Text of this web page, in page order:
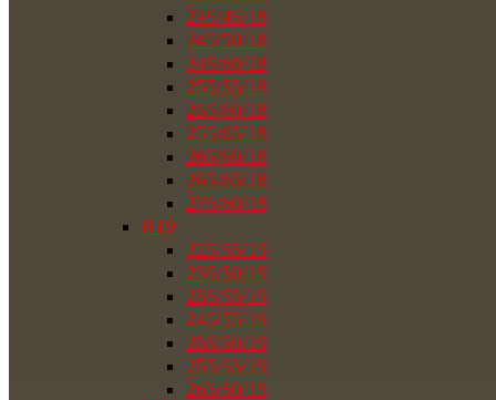
245/45/18
245/50/18
245/60/18
255/55/18
255/60/18
255/65/18
265/60/18
265/65/18
275/60/18
R19
225/55/19
235/50/19
235/55/19
245/55/19
255/50/19
255/55/19
265/50/19